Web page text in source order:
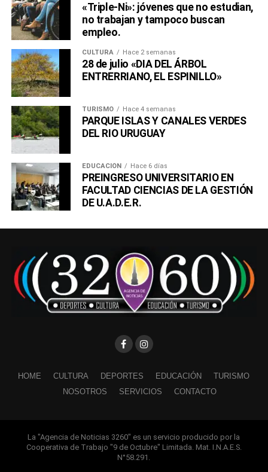
«Triple-Ni»: jóvenes que no estudian,
no trabajan y tampoco buscan
empleo.
CULTURA Hace 2 semanas
28 de julio «DIA DEL ÁRBOL
ENTRERRIANO, EL ESPINILLO»
TURISMO Hace 4 semanas
PARQUE ISLAS Y CANALES VERDES
DEL RIO URUGUAY
EDUCACIÓN Hace 6 días
PREINGRESO UNIVERSITARIO EN
FACULTAD CIENCIAS DE LA GESTIÓN
DE U.A.D.E.R.
HOME CULTURA DEPORTES EDUCACIÓN
TURISMO
NOSOTROS
SERVICIOS CONTACTO
La "Agencia de Noticias 3260" es un servicio producido por la
Cooperativa de Trabajo "9 de Octubre" Limitada. Mat. I.N.A.E.S.
N°58.291.